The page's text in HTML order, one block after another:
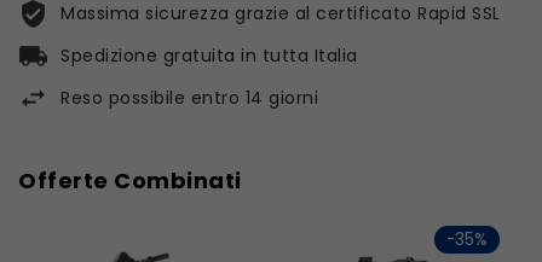
Massima sicurezza grazie al certificato Rapid SSL
Spedizione gratuita in tutta Italia
Reso possibile entro 14 giorni
Offerte Combinati
-35%